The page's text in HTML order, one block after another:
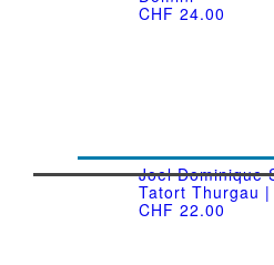
CHF 24.00
Joel Dominique
Tatort Thurgau
CHF 22.00